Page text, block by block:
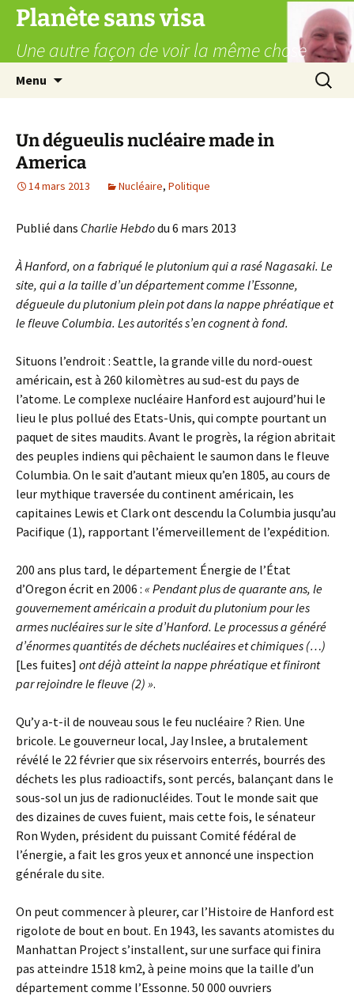
Aller
contenu
Planète sans visa
Une autre façon de voir la même chose
Menu
Un dégueulis nucléaire made in
America
14 mars 2013 Nucléaire, Politique
Publié dans Charlie Hebdodu 6 mars 2013
À Hanford, on a fabriqué le plutonium qui a rasé Nagasaki. Le
site, qui a la taille d’un département comme l’Essonne,
dégueule du plutonium plein pot dans la nappe phréatique et
le fleuve Columbia. Les autorités s’en cognent à fond.
Situons l’endroit : Seattle, la grande ville du nord-ouest
américain, est à 260 kilomètres au sud-est du pays de
l’atome. Le complexe nucléaire Hanford est aujourd’hui le
lieu le plus pollué des Etats-Unis, qui compte pourtant un
paquet de sites maudits. Avant le progrès, la région abritait
des peuples indiens qui pêchaient le saumon dans le fleuve
Columbia. On le sait d’autant mieux qu’en 1805, au cours de
leur mythique traversée du continent américain, les
capitaines Lewis et Clark ont descendu la Columbia jusqu’au
Pacifique (1), rapportant l’émerveillement de l’expédition.
200 ans plus tard, le département Énergie de l’État
d’Oregon écrit en 2006 : « Pendant plus de quarante ans, le
gouvernement américain a produit du plutonium pour les
armes nucléaires sur le site d’Hanford. Le processus a généré
d’énormes quantités de déchets nucléaires et chimiques (…)
[Les fuites] ont déjà atteint la nappe phréatique et finiront
par rejoindre le fleuve (2) ».
Qu’y a-t-il de nouveau sous le feu nucléaire ? Rien. Une
bricole. Le gouverneur local, Jay Inslee, a brutalement
révélé le 22 février que six réservoirs enterrés, bourrés des
déchets les plus radioactifs, sont percés, balançant dans le
sous-sol un jus de radionucléides. Tout le monde sait que
des dizaines de cuves fuient, mais cette fois, le sénateur
Ron Wyden, président du puissant Comité fédéral de
l’énergie, a fait les gros yeux et annoncé une inspection
générale du site.
On peut commencer à pleurer, car l’Histoire de Hanford est
rigolote de bout en bout. En 1943, les savants atomistes du
Manhattan Project s’installent, sur une surface qui finira
pas atteindre 1518 km2, à peine moins que la taille d’un
département comme l’Essonne. 50 000 ouvriers